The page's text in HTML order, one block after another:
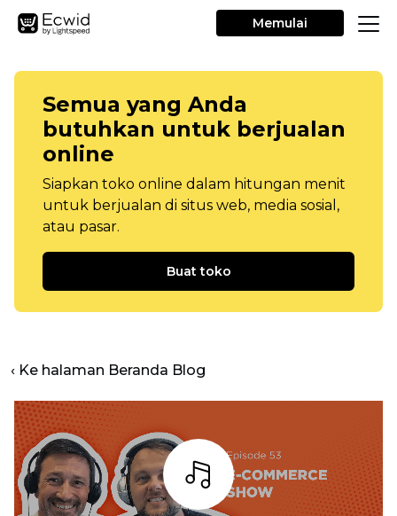
Memulai
Semua yang Anda
butuhkan untuk berjualan
online
Siapkan toko online dalam hitungan menit
untuk berjualan di situs web, media sosial,
atau pasar.
Buat toko
‹ Ke halaman Beranda Blog